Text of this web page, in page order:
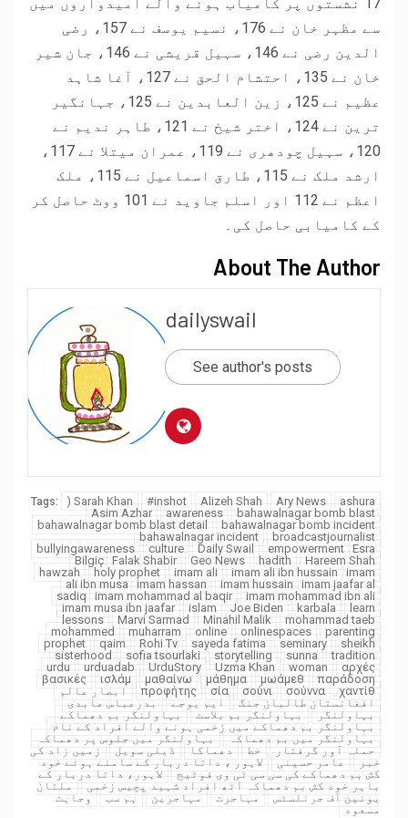
سے مظہر خان نے 176، نسیم یوسف نے 157، رضی
الدین رضی نے 146، سہیل قریشی نے 146، جان شیر
خان نے 135، احتشام الحق نے 127، آغا شاہد
عظیم نے 125، زین العابدین نے 125، جہانگیر
ترین نے 124، اختر شیخ نے 121، طاہر ندیم نے
120، سہیل چودھری نے 119، عمران میتلا نے 117،
ارشد ملک نے 115، طارق اسماعیل نے 115، ملک
اعظم نے 112 اور اسلم جاوید نے 101 ووٹ حاصل کر
کے کامیابی حاصل کی۔
About The Author
dailyswail
See author's posts
Tags: ) Sarah Khan #inshot Alizeh Shah Ary News
ashura
Asim Azhar
awareness
bahawalnagar bomb blast
bahawalnagar bomb blast detail
bahawalnagar bomb incident
bahawalnagar incident
broadcastjournalist
bullyingawareness
culture Daily Swail empowerment Esra
Bilgiç Falak Shabir Geo News hadith
Hareem Shah
hawzah
holy prophet imam ali imam ali ibn hussain
imam
ali ibn musa
imam hassan imam hussain
imam jaafar al
sadiq
imam mohammad al baqir
imam mohammad ibn ali
imam musa ibn jaafar
islam Joe Biden karbala
learn
lessons
Marvi Sarmad Minahil Malik
mohammad taeb
mohammed
muharram online onlinespaces
parenting
prophet
qaim Rohi Tv sayeda fatima seminary
sheikh
sisterhood
sofia tsourlaki storytelling sunna
tradition
urdu
urduadab UrduStory Uzma Khan woman
αρχές
βασικές
ισλάμ μαθαίνω μάθημα μωάμεθ
παράδοση
προφήτης
σία σούνι σούννα χαντίθ
ابصار عالم
افغانستان طالبان جنگ
ایم یوجے
بدرعباس عابدی
بہاولنگر
بہاولنگر بم بلاسٹ
بہاولنگر بم دھماکے
بہاولنگر بم دھماکے میں زخمی ہونے والے افراد کے نام
بہاولنگر میں بم دھماکہ
بہاولنگر میں جلوس پر دھماکہ
حملہ آور گرفتار
خط دھماکا ڈیلی سویل
زمیں زاد کی
خبر
عامر حسینی
لاہور ، داتا دربار کے سامنے ہوئے خود
کش بم دھماکے کی سی سی ٹی وی فوٹیج
لاہور، داتا دربار کے
باہر خود کش بم دھماکہ آٹھ افراد شہید پچیس زخمی
ملتان
یونین آف جرنلسٹس
مہاجرت مہاجرین ہم سب
وجاہت
مسعود